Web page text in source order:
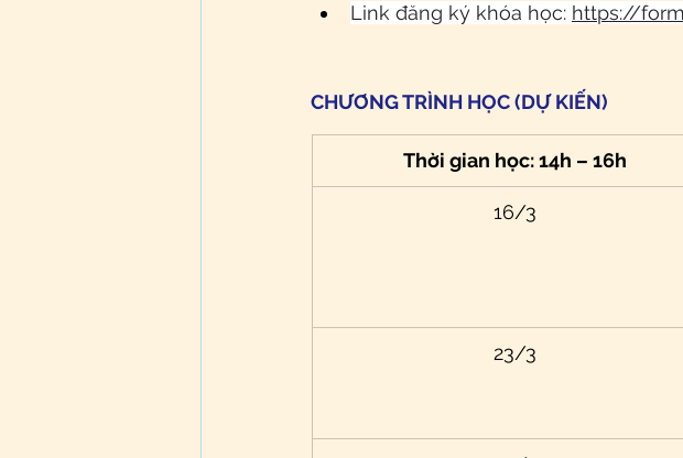
Link đăng ký khóa học: https://
CHƯƠNG TRÌNH HỌC (DỰ KIẾN)
Thời gian học: 14h – 16h
16/3
23/3